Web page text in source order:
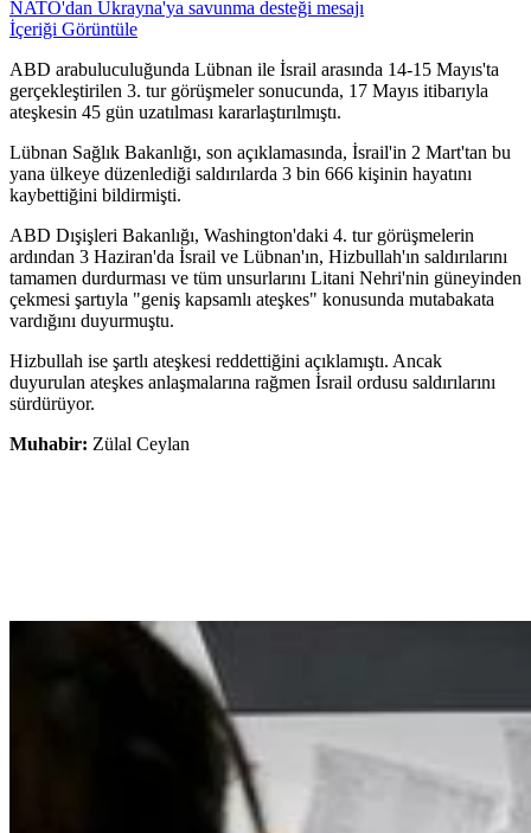
NATO'dan Ukrayna'ya savunma desteği mesajı
İçeriği Görüntüle
ABD arabuluculuğunda Lübnan ile İsrail arasında 14-15 Mayıs'ta
gerçekleştirilen 3. tur görüşmeler sonucunda, 17 Mayıs itibarıyla
ateşkesin 45 gün uzatılması kararlaştırılmıştı.
Lübnan Sağlık Bakanlığı, son açıklamasında, İsrail'in 2 Mart'tan bu
yana ülkeye düzenlediği saldırılarda 3 bin 666 kişinin hayatını
kaybettiğini bildirmişti.
ABD Dışişleri Bakanlığı, Washington'daki 4. tur görüşmelerin
ardından 3 Haziran'da İsrail ve Lübnan'ın, Hizbullah'ın saldırılarını
tamamen durdurması ve tüm unsurlarını Litani Nehri'nin güneyinden
çekmesi şartıyla "geniş kapsamlı ateşkes" konusunda mutabakata
vardığını duyurmuştu.
Hizbullah ise şartlı ateşkesi reddettiğini açıklamıştı. Ancak
duyurulan ateşkes anlaşmalarına rağmen İsrail ordusu saldırılarını
sürdürüyor.
Muhabir: Zülal Ceylan